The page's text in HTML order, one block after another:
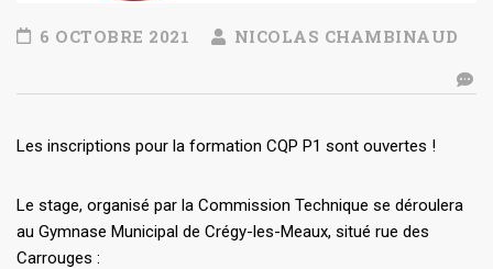
6 OCTOBRE 2021 NICOLAS CHAMBINAUD
Les inscriptions pour la formation CQP P1 sont ouvertes !
Le stage, organisé par la Commission Technique se déroulera
au Gymnase Municipal de Crégy-les-Meaux, situé rue des
Carrouges :